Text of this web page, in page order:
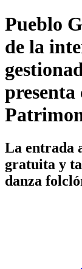
Pueblo
de la
presenta
La entrada
gratuita y
danza